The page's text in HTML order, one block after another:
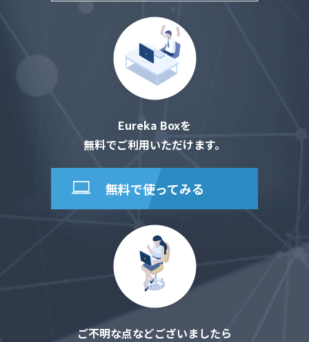
Eureka Boxを
無料でご利用いただけます。
無料で使ってみる
ご不明な点などございましたら